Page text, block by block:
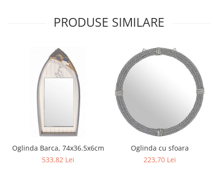
PRODUSE SIMILARE
Oglinda Barca, 74x36.5x6cm
533,82 Lei
Oglinda cu sfoara
223,70 Lei